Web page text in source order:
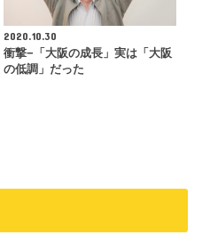
2020.10.30
衝撃−「大阪の成長」実は「大阪
の低調」だった